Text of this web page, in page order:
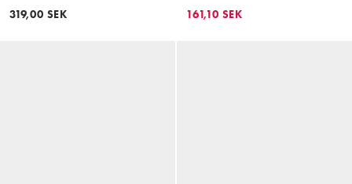
ringning i beige ribb
319,00 SEK
långa ärmar
161,10 SEK